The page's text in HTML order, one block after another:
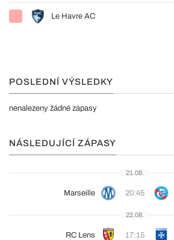
Le Havre AC
POSLEDNÍ VÝSLEDKY
nenalezeny žádné zápasy
NÁSLEDUJÍCÍ ZÁPASY
21.08.
Marseille 20:45
22.08.
RC Lens 17:15